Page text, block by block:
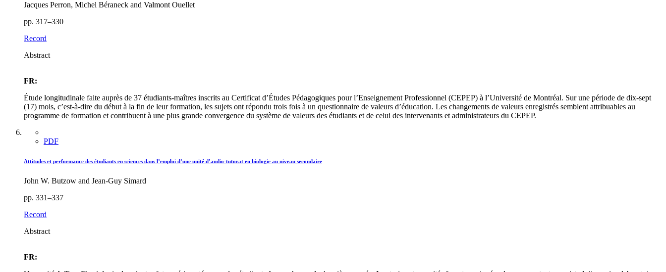
Jacques Perron, Michel Béraneck and Valmont Ouellet
pp. 317–330
Record
Abstract
FR:
Étude longitudinale faite auprès de 37 étudiants-maîtres inscrits au Certificat d’Études Pédagogiques pour l’Enseignement Professionnel (CEPEP) à l’Université de Montréal. Sur une période de dix-sept
(17) mois, c’est-à-dire du début à la fin de leur formation, les sujets ont répondu trois fois à un questionnaire de valeurs d’éducation. Les changements de valeurs enregistrés semblent attribuables au
programme de formation et contribuent à une plus grande convergence du système de valeurs des étudiants et de celui des intervenants et administrateurs du CEPEP.
PDF
Attitudes et performance des étudiants en sciences dans l’emploi d’une unité d’audio-tutorat en biologie au niveau secondaire
John W. Butzow and Jean-Guy Simard
pp. 331–337
Record
Abstract
FR: